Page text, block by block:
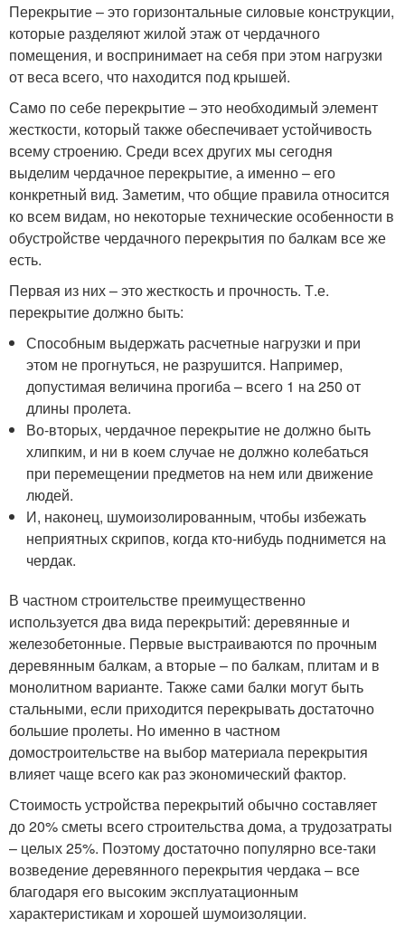
Перекрытие – это горизонтальные силовые конструкции,
которые разделяют жилой этаж от чердачного
помещения, и воспринимает на себя при этом нагрузки
от веса всего, что находится под крышей.
Само по себе перекрытие – это необходимый элемент
жесткости, который также обеспечивает устойчивость
всему строению. Среди всех других мы сегодня
выделим чердачное перекрытие, а именно – его
конкретный вид. Заметим, что общие правила относится
ко всем видам, но некоторые технические особенности в
обустройстве чердачного перекрытия по балкам все же
есть.
Первая из них – это жесткость и прочность. Т.е.
перекрытие должно быть:
Способным выдержать расчетные нагрузки и при
этом не прогнуться, не разрушится. Например,
допустимая величина прогиба – всего 1 на 250 от
длины пролета.
Во-вторых, чердачное перекрытие не должно быть
хлипким, и ни в коем случае не должно колебаться
при перемещении предметов на нем или движение
людей.
И, наконец, шумоизолированным, чтобы избежать
неприятных скрипов, когда кто-нибудь поднимется на
чердак.
В частном строительстве преимущественно
используется два вида перекрытий: деревянные и
железобетонные. Первые выстраиваются по прочным
деревянным балкам, а вторые – по балкам, плитам и в
монолитном варианте. Также сами балки могут быть
стальными, если приходится перекрывать достаточно
большие пролеты. Но именно в частном
домостроительстве на выбор материала перекрытия
влияет чаще всего как раз экономический фактор.
Стоимость устройства перекрытий обычно составляет
до 20% сметы всего строительства дома, а трудозатраты
– целых 25%. Поэтому достаточно популярно все-таки
возведение деревянного перекрытия чердака – все
благодаря его высоким эксплуатационным
характеристикам и хорошей шумоизоляции.